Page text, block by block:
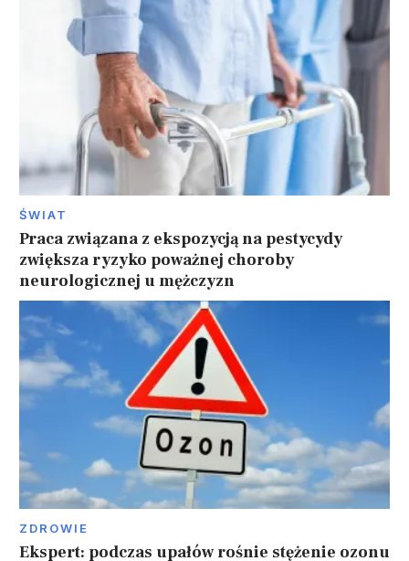
ŚWIAT
Praca związana z ekspozycją na pestycydy
zwiększa ryzyko poważnej choroby
neurologicznej u mężczyzn
ZDROWIE
Ekspert: podczas upałów rośnie stężenie ozonu